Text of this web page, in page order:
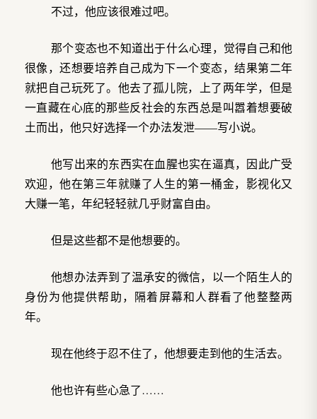
不过，他应该很难过吧。
那个变态也不知道出于什么心理，觉得自己和他
很像，还想要培养自己成为下一个变态，结果第二年
就把自己玩死了。他去了孤儿院，上了两年学，但是
一直藏在心底的那些反社会的东西总是叫嚣着想要破
土而出，他只好选择一个办法发泄——写小说。
他写出来的东西实在血腥也实在逼真，因此广受
欢迎，他在第三年就赚了人生的第一桶金，影视化又
大赚一笔，年纪轻轻就几乎财富自由。
但是这些都不是他想要的。
他想办法弄到了温承安的微信，以一个陌生人的
身份为他提供帮助，隔着屏幕和人群看了他整整两
年。
现在他终于忍不住了，他想要走到他的生活去。
他也许有些心急了……